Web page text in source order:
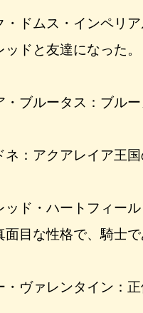
・ドムス・インペリ
ッドと友達になった。
・ブルータス：ブル
ネ：アクアレイア王
ッド・ハートフィー
面目な性格で、騎士
・ヴァレンタイン：